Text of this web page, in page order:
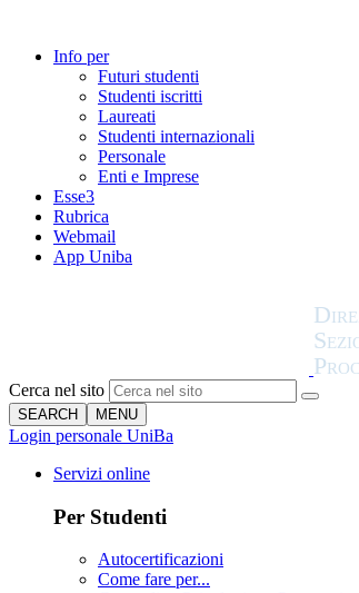
Info per
Futuri studenti
Studenti iscritti
Laureati
Studenti internazionali
Personale
Enti e Imprese
Esse3
Rubrica
Webmail
App Uniba
Cerca nel sito
SEARCH MENU
Login personale UniBa
Servizi online
Per Studenti
Autocertificazioni
Come fare per...